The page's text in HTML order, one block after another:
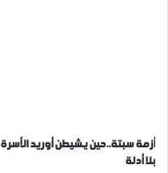
أزمة سبتة..حين يشيطن أوريد الأسرة
بلا أدلة